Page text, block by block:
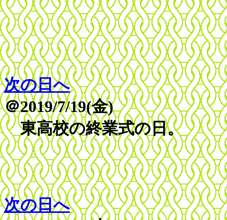
次の日へ
＠2019/7/19(金)
東高校の終業式の日。
次の日へ